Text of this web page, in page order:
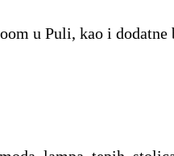
u Puli, kao i